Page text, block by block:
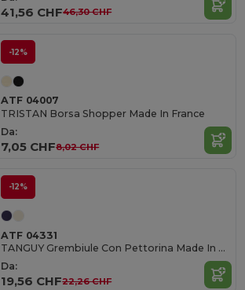
41,56 CHF46,30 CHF
-12%
ATF 04007
TRISTAN Borsa Shopper Made In France
Da:
7,05 CHF8,02 CHF
-12%
ATF 04331
TANGUY Grembiule Con Pettorina Made In France
Da:
19,56 CHF22,26 CHF